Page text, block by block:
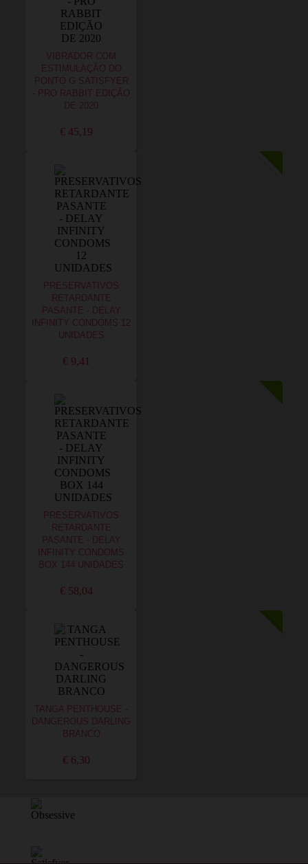
VIBRADOR COM
ESTIMULAÇÃO DO
PONTO G SATISFYER
- PRO RABBIT EDIÇÃO
DE 2020
€ 45,19
PRESERVATIVOS
RETARDANTE
PASANTE - DELAY
INFINITY CONDOMS 12
UNIDADES
€ 9,41
PRESERVATIVOS
RETARDANTE
PASANTE - DELAY
INFINITY CONDOMS
BOX 144 UNIDADES
€ 58,04
TANGA PENTHOUSE -
DANGEROUS DARLING
BRANCO
€ 6,30